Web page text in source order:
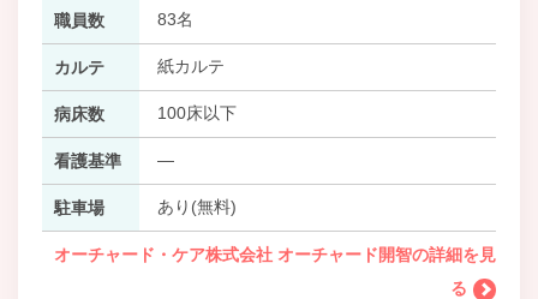
職員数 83名
カルテ 紙カルテ
病床数 100床以下
看護基準 ―
駐車場 あり(無料)
オーチャード・ケア株式会社 オーチャード開智の詳細を見
る